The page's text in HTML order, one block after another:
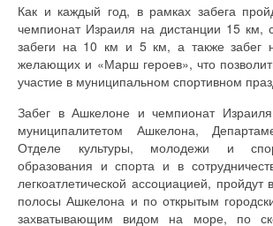
Как и каждый год, в рамках забега
чемпионат Израиля на дистанции 15 км,
забеги на 10 км и 5 км, а также забег
желающих и «Марш героев», что
участие в муниципальном спортивном
Забег в Ашкелоне и чемпионат
муниципалитетом Ашкелона,
Отделе культуры, молодежи и
образования и спорта и в
легкоатлетической ассоциацией,
полосы Ашкелона и по открытым
захватывающим видом на море, по